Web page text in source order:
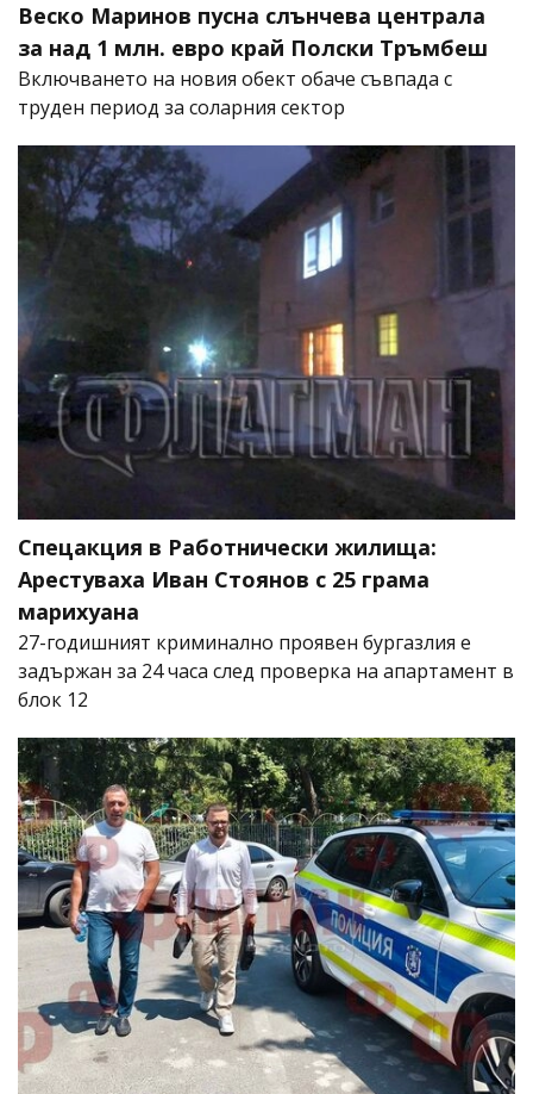
Веско Маринов пусна слънчева централа
за над 1 млн. евро край Полски Тръмбеш
Включването на новия обект обаче съвпада с
труден период за соларния сектор
Спецакция в Работнически жилища:
Арестуваха Иван Стоянов с 25 грама
марихуана
27-годишният криминално проявен бургазлия е
задържан за 24 часа след проверка на апартамент в
блок 12